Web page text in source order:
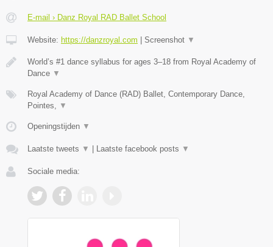
E-mail › Danz Royal RAD Ballet School
Website: https://danzroyal.com | Screenshot ▼
World’s #1 dance syllabus for ages 3–18 from Royal Academy of
Dance ▼
Royal Academy of Dance (RAD) Ballet, Contemporary Dance,
Pointes,
▼
Openingstijden ▼
Laatste tweets ▼ | Laatste facebook posts ▼
Sociale media: